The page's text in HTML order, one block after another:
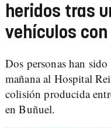
heridos tras
vehículos
Dos personas han sido
mañana al Hospital
colisión producida
en Buñuel.